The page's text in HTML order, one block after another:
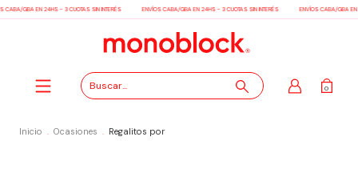
CABA/GBA EN 24HS - 3 CUOTAS SIN INTERÉS ENVÍOS CABA/GBA EN 24HS - 3 CUOTAS SIN INTERÉS ENVÍOS CABA/GBA EN
0
Inicio . Ocasiones . Regalitos por